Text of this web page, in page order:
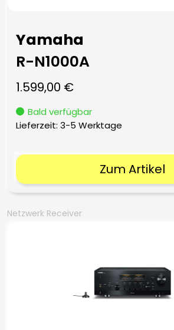
Yamaha
R-N1000A
1.599,00 €
Bald verfügbar
Lieferzeit: 3-5 Werktage
Zum Artikel
Netzwerk Receiver